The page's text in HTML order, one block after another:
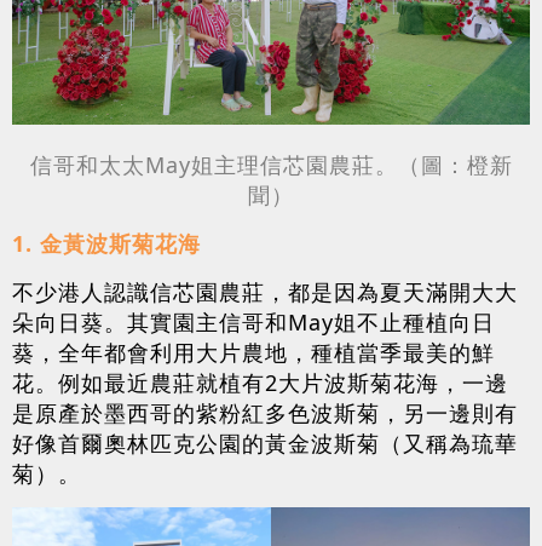
信哥和太太May姐主理信芯園農莊。（圖：橙新
聞）
1. 金黃波斯菊花海
不少港人認識信芯園農莊，都是因為夏天滿開大大
朵向日葵。其實園主信哥和May姐不止種植向日
葵，全年都會利用大片農地，種植當季最美的鮮
花。例如最近農莊就植有2大片波斯菊花海，一邊
是原產於墨西哥的紫粉紅多色波斯菊，另一邊則有
好像首爾奧林匹克公園的黃金波斯菊（又稱為琉華
菊）。